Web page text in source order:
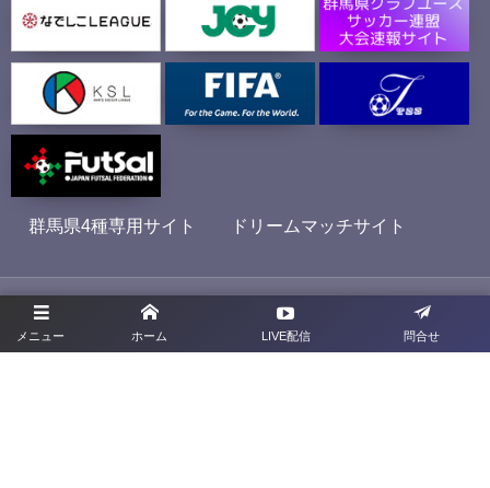
メニュー ホーム LIVE配信 問合せ
群馬県4種専用サイト ドリームマッチサイト
利用規約